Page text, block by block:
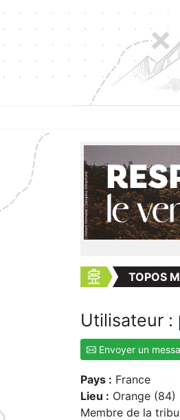
TOPOS
Utilisateur :
Envoyer un
Pays : France
Lieu : Orange (84)
Membre de la